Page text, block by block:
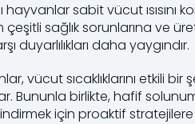
hayvanlar sabit vücut
çeşitli sağlık sorunlarına ve
duyarlılıkları daha yaygındır.
vücut sıcaklıklarını etkili
Bununla birlikte, hafif
için proaktif